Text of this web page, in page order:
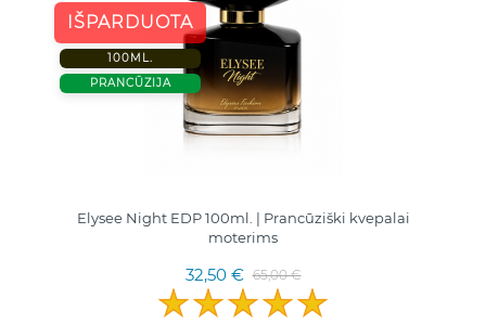
IŠPARDUOTA
100ML.
PRANCŪZIJA
Elysee Night EDP 100ml. | Prancūziški kvepalai
moterims
32,50 € 65,00 €